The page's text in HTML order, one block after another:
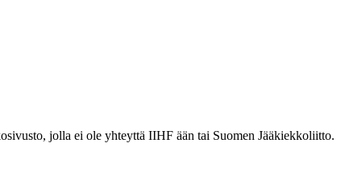
jolla ei ole yhteyttä IIHF ään tai Suomen Jääkiekkoliitto.